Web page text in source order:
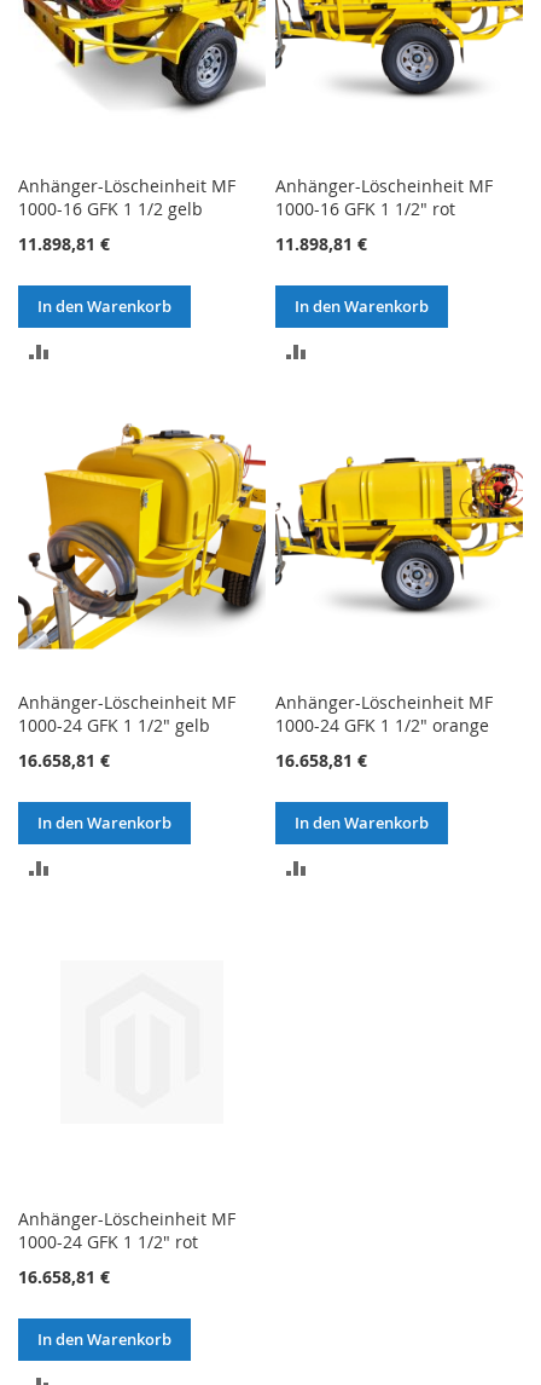
Anhänger-Löscheinheit MF
1000-16 GFK 1 1/2 gelb
11.898,81 €
In den Warenkorb
HINZUFÜGEN
Anhänger-Löscheinheit MF
1000-16 GFK 1 1/2" rot
11.898,81 €
In den Warenkorb
Anhänger-Löscheinheit MF
1000-24 GFK 1 1/2" gelb
16.658,81 €
In den Warenkorb
Anhänger-Löscheinheit MF
1000-24 GFK 1 1/2" orange
16.658,81 €
In den Warenkorb
Anhänger-Löscheinheit MF
1000-24 GFK 1 1/2" rot
16.658,81 €
In den Warenkorb